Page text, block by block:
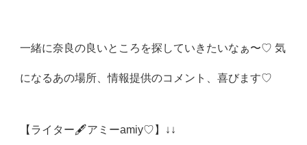
一緒に奈良の良いところを探していきたいなぁ〜♡ 気
になるあの場所、情報提供のコメント、喜びます♡
【ライター🖋アミーamiy♡】↓↓